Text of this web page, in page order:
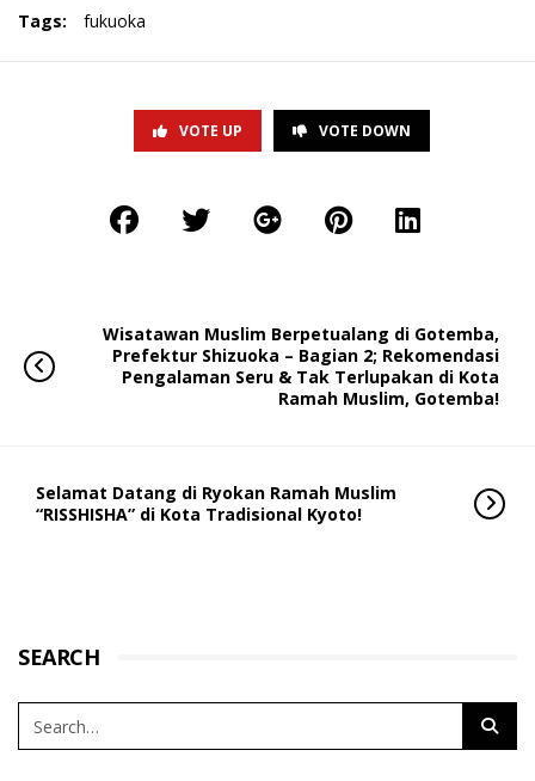
Tags: fukuoka
VOTE UP VOTE DOWN
Wisatawan Muslim Berpetualang di Gotemba,
Prefektur Shizuoka – Bagian 2; Rekomendasi
Pengalaman Seru & Tak Terlupakan di Kota
Ramah Muslim, Gotemba!
Selamat Datang di Ryokan Ramah Muslim
“RISSHISHA” di Kota Tradisional Kyoto!
SEARCH